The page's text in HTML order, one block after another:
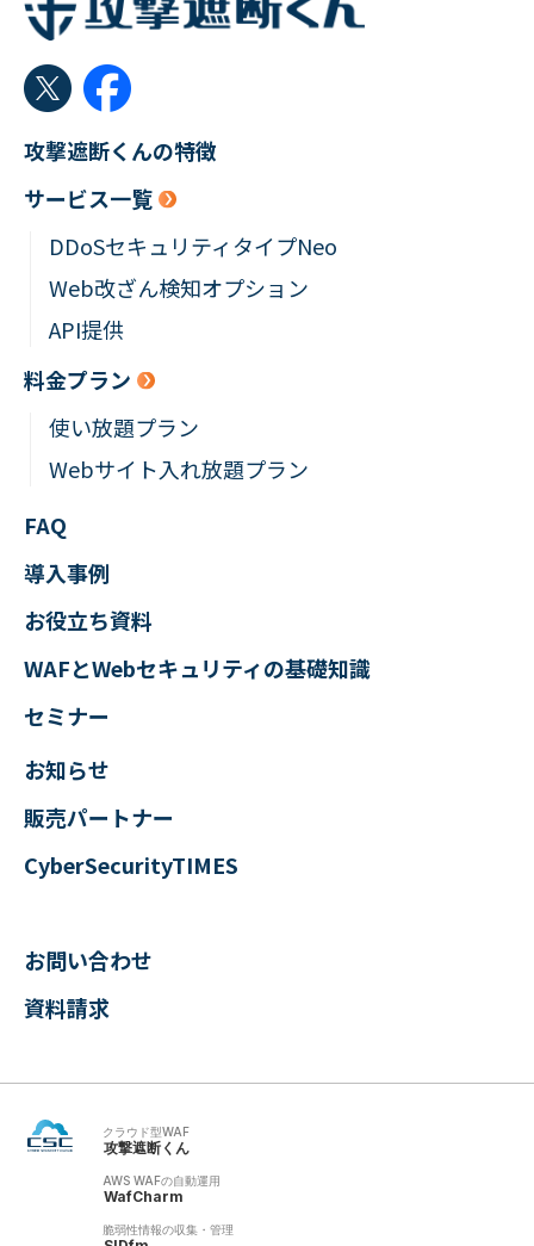
攻撃遮断くんの特徴
サービス一覧
DDoSセキュリティタイプNeo
Web改ざん検知オプション
API提供
料金プラン
使い放題プラン
Webサイト入れ放題プラン
FAQ
導入事例
お役立ち資料
WAFとWebセキュリティの基礎知識
セミナー
お知らせ
販売パートナー
CyberSecurityTIMES
お問い合わせ
資料請求
クラウド型WAF
攻撃遮断くん
AWS WAFの自動運用
WafCharm
脆弱性情報の収集・管理